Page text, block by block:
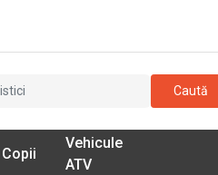
Caută
Copii
Vehicule
ATV